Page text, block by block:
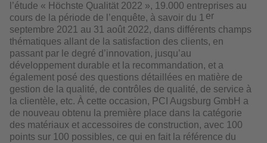
l’étude « Höchste Qualität 2022 », 19.000 entreprises au
cours de la période de l’enquête, à savoir du 1 er
septembre 2021 au 31 août 2022, dans différents champs
thématiques allant de la satisfaction des clients, en
passant par le degré d’innovation, jusqu’au
développement durable et la recommandation, et a
également posé des questions détaillées en matière de
gestion de la qualité, de contrôles de qualité, de service à
la clientèle, etc. À cette occasion, PCI Augsburg GmbH a
de nouveau obtenu la première place dans la catégorie
des matériaux et accessoires de construction, avec 100
points sur 100 possibles, ce qui en fait la référence du